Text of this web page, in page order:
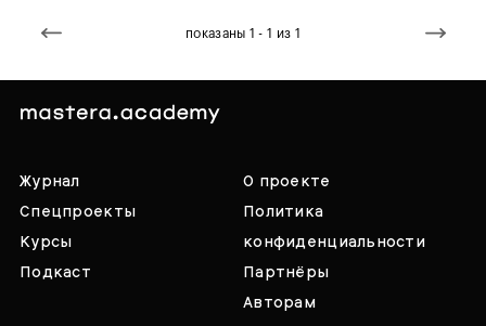
показаны 1 - 1 из 1
Журнал
Спецпроекты
Курсы
Подкаст
О проекте
Политика
конфиденциальности
Партнёры
Авторам